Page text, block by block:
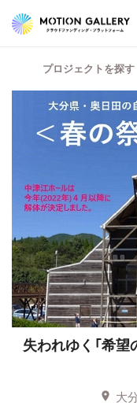
プロジェクトを探す
失われゆく「希望
大